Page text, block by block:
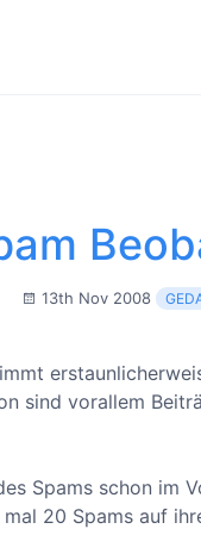
13th Nov 2008
vorallem
Spams schon im
20 Spams auf